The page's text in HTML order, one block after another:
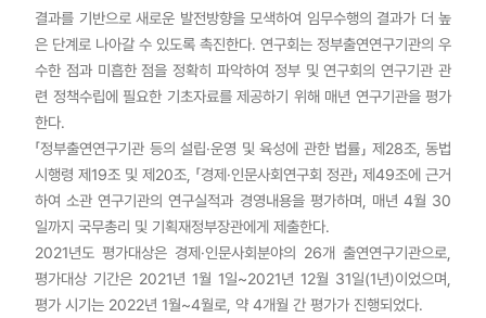
결과를 기반으로 새로운 발전방향을 모색하여 임무수행의 결과가 더 높
은 단계로 나아갈 수 있도록 촉진한다. 연구회는 정부출연연구기관의 우
수한 점과 미흡한 점을 정확히 파악하여 정부 및 연구회의 연구기관 관
련 정책수립에 필요한 기초자료를 제공하기 위해 매년 연구기관을 평가
한다.
「정부출연연구기관 등의 설립·운영 및 육성에 관한 법률」 제28조, 동법
시행령 제19조 및 제20조, 「경제·인문사회연구회 정관」 제49조에 근거
하여 소관 연구기관의 연구실적과 경영내용을 평가하며, 매년 4월 30
일까지 국무총리 및 기획재정부장관에게 제출한다.
2021년도 평가대상은 경제·인문사회분야의 26개 출연연구기관으로,
평가대상 기간은 2021년 1월 1일~2021년 12월 31일(1년)이었으며,
평가 시기는 2022년 1월~4월로, 약 4개월 간 평가가 진행되었다.